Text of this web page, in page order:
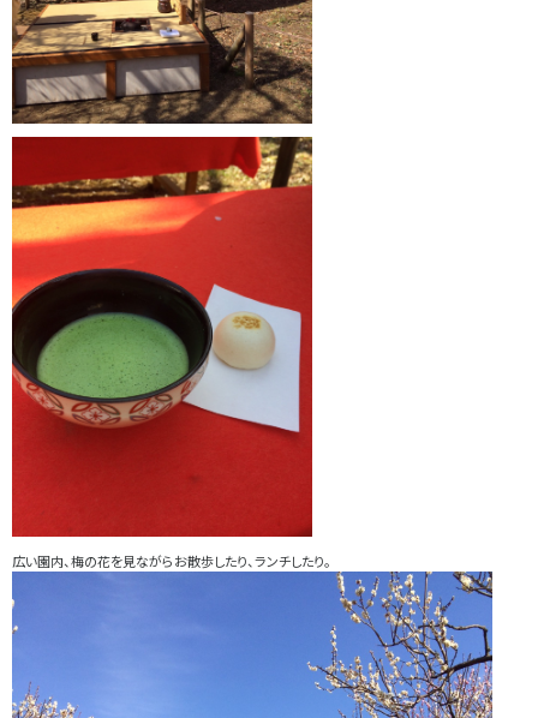
広い園内、梅の花を見ながらお散歩したり、ランチしたり。